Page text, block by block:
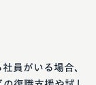
員がいる場合、